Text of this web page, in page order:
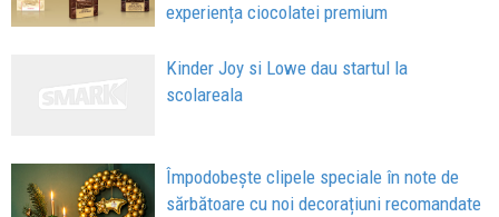
experiența ciocolatei premium
Kinder Joy si Lowe dau startul la
scolareala
Împodobește clipele speciale în note de
sărbătoare cu noi decorațiuni recomandate